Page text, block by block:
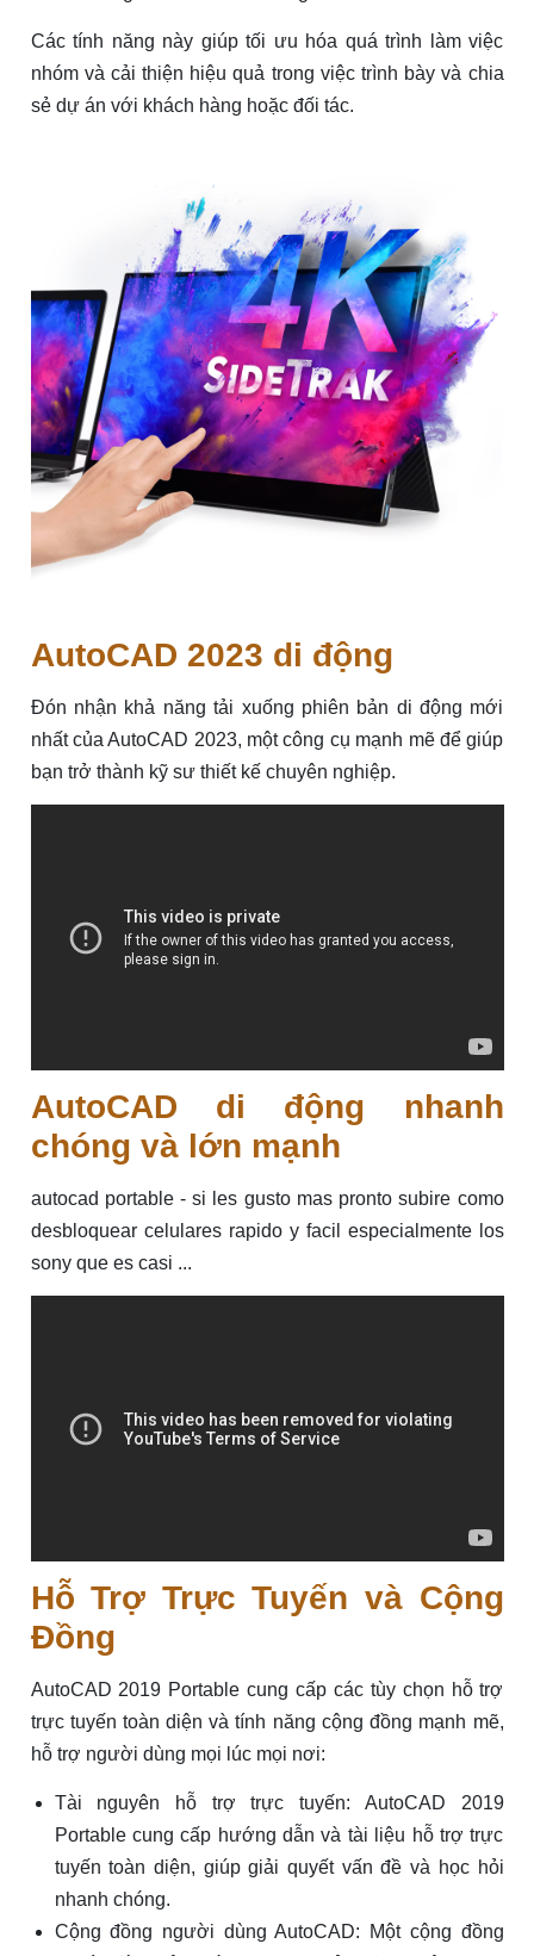
Các tính năng này giúp tối ưu hóa quá trình làm việc
nhóm và cải thiện hiệu quả trong việc trình bày và chia
sẻ dự án với khách hàng hoặc đối tác.
AutoCAD 2023 di động
Đón nhận khả năng tải xuống phiên bản di động mới
nhất của AutoCAD 2023, một công cụ mạnh mẽ để giúp
bạn trở thành kỹ sư thiết kế chuyên nghiệp.
AutoCAD di động nhanh
chóng và lớn mạnh
autocad portable - si les gusto mas pronto subire como
desbloquear celulares rapido y facil especialmente los
sony que es casi ...
Hỗ Trợ Trực Tuyến và Cộng
Đồng
AutoCAD 2019 Portable cung cấp các tùy chọn hỗ trợ
trực tuyến toàn diện và tính năng cộng đồng mạnh mẽ,
hỗ trợ người dùng mọi lúc mọi nơi:
Tài nguyên hỗ trợ trực tuyến: AutoCAD 2019
Portable cung cấp hướng dẫn và tài liệu hỗ trợ trực
tuyến toàn diện, giúp giải quyết vấn đề và học hỏi
nhanh chóng.
Cộng đồng người dùng AutoCAD: Một cộng đồng